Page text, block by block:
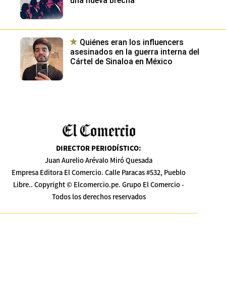
Quiénes eran los influencers
asesinados en la guerra interna del
Cártel de Sinaloa en México
DIRECTOR PERIODÍSTICO:
Juan Aurelio Arévalo Miró Quesada
Empresa Editora El Comercio. Calle Paracas #532, Pueblo
Libre.. Copyright © Elcomercio.pe. Grupo El Comercio -
Todos los derechos reservados